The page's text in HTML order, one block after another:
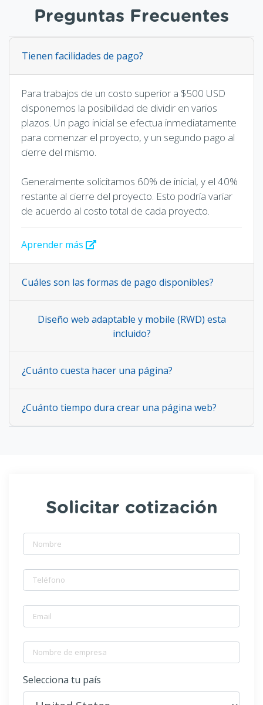
Preguntas Frecuentes
Tienen facilidades de pago?
Para trabajos de un costo superior a $500 USD
disponemos la posibilidad de dividir en varios
plazos. Un pago inicial se efectua inmediatamente
para comenzar el proyecto, y un segundo pago al
cierre del mismo.
Generalmente solicitamos 60% de inicial, y el 40%
restante al cierre del proyecto. Esto podría variar
de acuerdo al costo total de cada proyecto.
Aprender más
Cuáles son las formas de pago disponibles?
Diseño web adaptable y mobile (RWD) esta
incluido?
¿Cuánto cuesta hacer una página?
¿Cuánto tiempo dura crear una página web?
Solicitar cotización
Selecciona tu país